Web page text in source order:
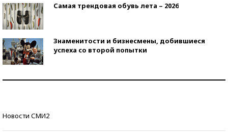
Самая трендовая обувь лета – 2026
Знаменитости и бизнесмены, добившиеся
успеха со второй попытки
Новости СМИ2